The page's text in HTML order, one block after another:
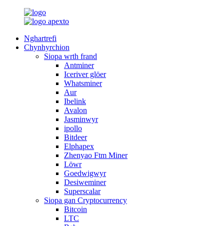
Nghartrefi
Chynhyrchion
Siopa wrth frand
Antminer
Iceriver glöer
Whatsminer
Aur
Ibelink
Avalon
Jasminwyr
ipollo
Bitdeer
Elphapex
Zhenyao Ftm Miner
Löwr
Goedwigwyr
Desiweminer
Superscalar
Siopa gan Cryptocurrency
Bitcoin
LTC